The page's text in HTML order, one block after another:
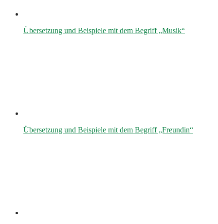
Übersetzung und Beispiele mit dem Begriff „Musik“
Übersetzung und Beispiele mit dem Begriff „Freundin“